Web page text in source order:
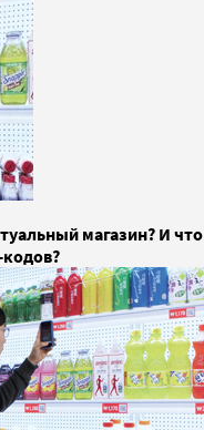
магазин? И что